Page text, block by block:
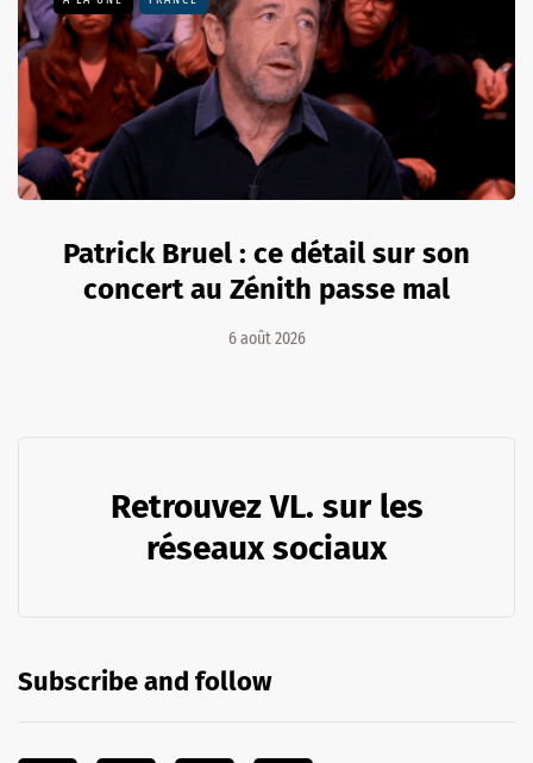
Patrick Bruel : ce détail sur son
concert au Zénith passe mal
6 août 2026
Retrouvez VL. sur les
réseaux sociaux
Subscribe and follow